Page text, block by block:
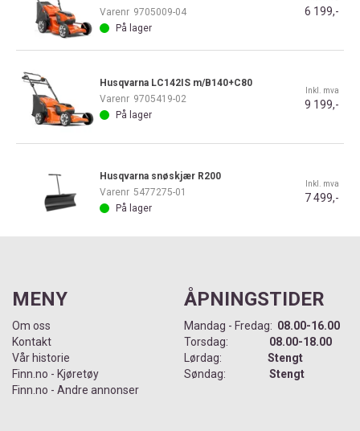
Varenr 9705009-04
På lager
6 199,-
Husqvarna LC142IS m/B140+C80
Varenr 9705419-02
På lager
Inkl. mva
9 199,-
Husqvarna snøskjær R200
Varenr 5477275-01
På lager
Inkl. mva
7 499,-
MENY
Om oss
Kontakt
Vår historie
Finn.no - Kjøretøy
Finn.no - Andre annonser
ÅPNINGSTIDER
Mandag - Fredag: 08.00-16.00
Torsdag: 08.00-18.00
Lørdag: Stengt
Søndag: Stengt